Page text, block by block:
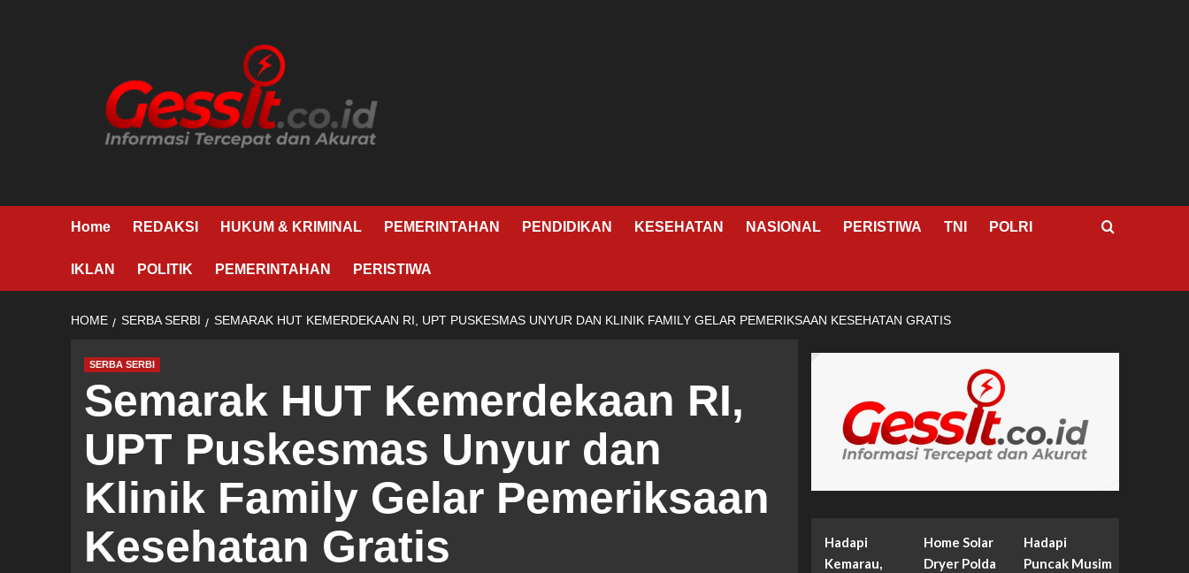
Home REDAKSI HUKUM & KRIMINAL PEMERINTAHAN PENDIDIKAN KESEHATAN NASIONAL PERISTIWA TNI POLRI
IKLAN POLITIK PEMERINTAHAN PERISTIWA
HOME SERBA SERBI SEMARAK HUT KEMERDEKAAN RI, UPT PUSKESMAS UNYUR DAN KLINIK FAMILY GELAR PEMERIKSAAN KESEHATAN GRATIS
SERBA SERBI
Semarak HUT Kemerdekaan RI,
UPT Puskesmas Unyur dan
Klinik Family Gelar Pemeriksaan
Kesehatan Gratis
Hadapi
Kemarau,
Home Solar
Dryer Polda
Hadapi
Puncak Musim